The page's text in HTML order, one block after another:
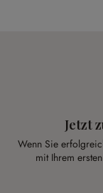
Jetzt
Wenn Sie
mit Ihrem